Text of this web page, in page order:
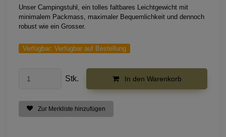
Unser Campingstuhl, ein tolles faltbares Leichtgewicht mit
minimalem Packmass, maximaler Bequemlichkeit und dennoch
robust wie ein Grosser.
Verfügbar: Verfügbar auf Bestellung
Stk. In den Warenkorb
Zur Merkliste hinzufügen